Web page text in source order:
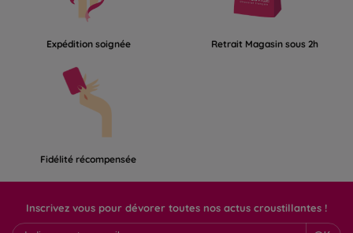
Expédition soignée Retrait Magasin sous 2h
Fidélité récompensée
Inscrivez vous pour dévorer toutes nos actus croustillantes !